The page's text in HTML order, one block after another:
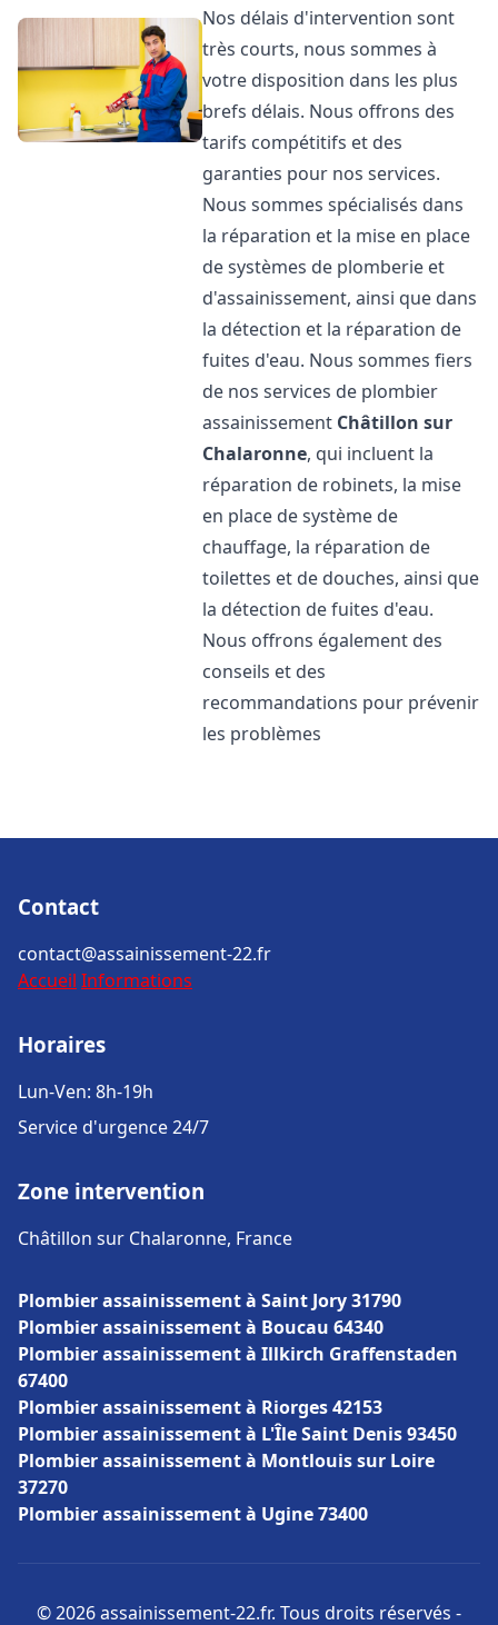
Nos délais d'intervention sont
très courts, nous sommes à
votre disposition dans les plus
brefs délais. Nous offrons des
tarifs compétitifs et des
garanties pour nos services.
Nous sommes spécialisés dans
la réparation et la mise en place
de systèmes de plomberie et
d'assainissement, ainsi que dans
la détection et la réparation de
fuites d'eau. Nous sommes fiers
de nos services de plombier
assainissement Châtillon sur
Chalaronne, qui incluent la
réparation de robinets, la mise
en place de système de
chauffage, la réparation de
toilettes et de douches, ainsi que
la détection de fuites d'eau.
Nous offrons également des
conseils et des
recommandations pour prévenir
les problèmes
Contact
contact@assainissement-22.fr
Accueil Informations
Horaires
Lun-Ven: 8h-19h
Service d'urgence 24/7
Zone intervention
Châtillon sur Chalaronne, France
Plombier assainissement à Saint Jory 31790
Plombier assainissement à Boucau 64340
Plombier assainissement à Illkirch Graffenstaden
67400
Plombier assainissement à Riorges 42153
Plombier assainissement à L'Île Saint Denis 93450
Plombier assainissement à Montlouis sur Loire
37270
Plombier assainissement à Ugine 73400
© 2026 assainissement-22.fr. Tous droits réservés -